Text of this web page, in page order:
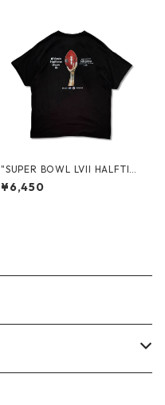
"SUPER BOWL LVII HALFTIM
E SHOW 2023 IN ARIZONA"
PROMO S/S TEE
¥6,450